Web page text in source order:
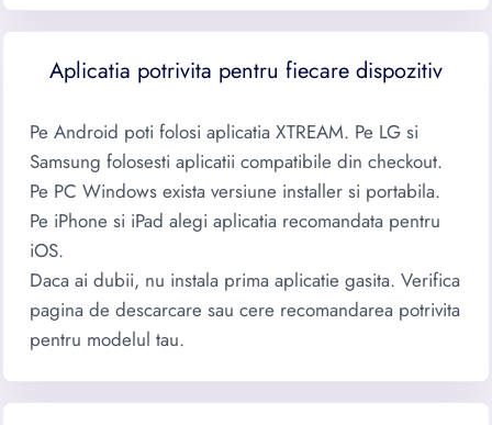
Aplicatia potrivita pentru fiecare dispozitiv
Pe Android poti folosi aplicatia XTREAM. Pe LG si
Samsung folosesti aplicatii compatibile din checkout.
Pe PC Windows exista versiune installer si portabila.
Pe iPhone si iPad alegi aplicatia recomandata pentru
iOS.
Daca ai dubii, nu instala prima aplicatie gasita. Verifica
pagina de descarcare sau cere recomandarea potrivita
pentru modelul tau.